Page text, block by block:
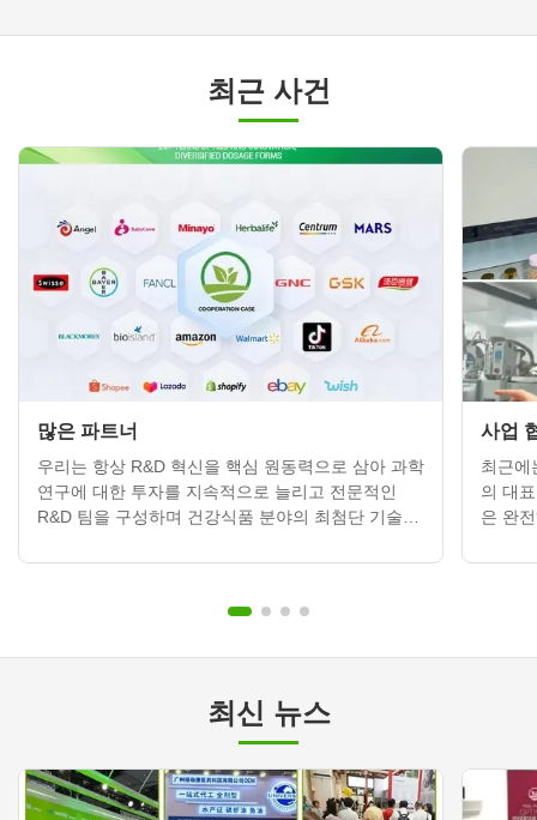
최근 사건
많은 파트너
우리는 항상 R&D 혁신을 핵심 원동력으로 삼아 과학
연구에 대한 투자를 지속적으로 늘리고 전문적인
R&D 팀을 구성하며 건강식품 분야의 최첨단 기술과
시장 수요와 산업 동향을 따라갈 수 있도록 해왔습니
고 있습니다. 시장에 대한 통찰력을 바탕으로 정확한
사업
최근에
의 대
은 완
오틱스
최신 뉴스